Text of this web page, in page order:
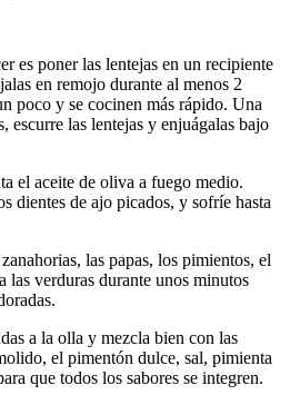
es poner las lentejas en un recipiente
en remojo durante al menos 2
poco y se cocinen más rápido. Una
escurre las lentejas y enjuágalas bajo
el aceite de oliva a fuego medio.
dientes de ajo picados, y sofríe hasta
las papas, los pimientos, el
las verduras durante unos minutos
a la olla y mezcla bien con las
el pimentón dulce, sal, pimienta
que todos los sabores se integren.